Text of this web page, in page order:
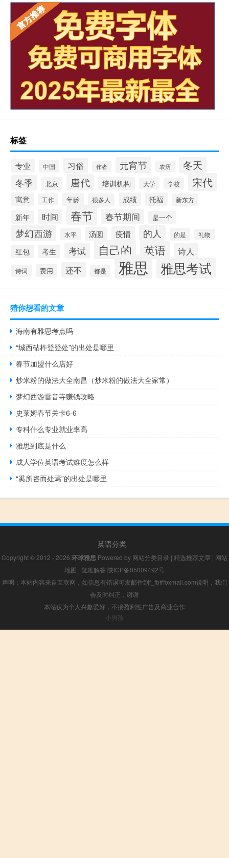
标签
专业 中国 习俗 作者 元宵节 农历 冬天
冬季 北京 唐代 培训机构 大学 学校 宋代
寓意 工作 年龄 很多人 成绩 托福 新东方
新年 时间 春节 春节期间 是一个
梦幻西游 水平 汤圆 疫情 的人 的是 礼物
红包 考生 考试 自己的 英语 诗人
诗词 费用 还不 都是 雅思 雅思考试
猜你想看的文章
海南有雅思考点吗
“城西砧杵登登处”的出处是哪里
春节加盟什么店好
炒米粉的做法大全南昌（炒米粉的做法大全家常）
梦幻西游雷音寺赚钱攻略
史莱姆春节关卡6-6
专科什么专业就业率高
雅思到底是什么
成人学位英语考试难度怎么样
“奚所咨而处焉”的出处是哪里
英语分类
Copyright © 2012 - 2026 环球雅思 Powered by 网站分类目录 | 精选推荐文章 | 网站
地图 | 疑难解答 陕ICP备05009492号
声明：本站内容来自互联网，如信息有错误可发邮件到f_fb#foxmail.com说明，我们
会及时纠正，谢谢
本站仅为个人兴趣爱好，不接盈利性广告及商业合作
小男孩